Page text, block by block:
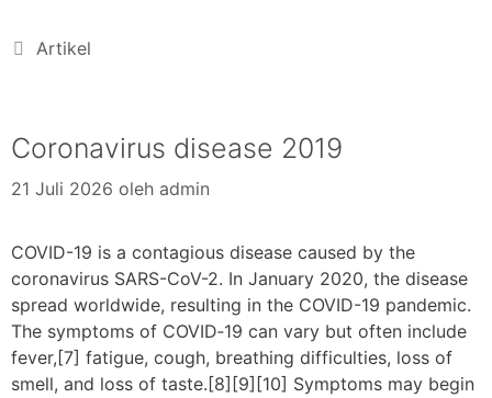
Artikel
Coronavirus disease 2019
21 Juli 2026 oleh admin
COVID-19 is a contagious disease caused by the
coronavirus SARS-CoV-2. In January 2020, the disease
spread worldwide, resulting in the COVID-19 pandemic.
The symptoms of COVID‑19 can vary but often include
fever,[7] fatigue, cough, breathing difficulties, loss of
smell, and loss of taste.[8][9][10] Symptoms may begin